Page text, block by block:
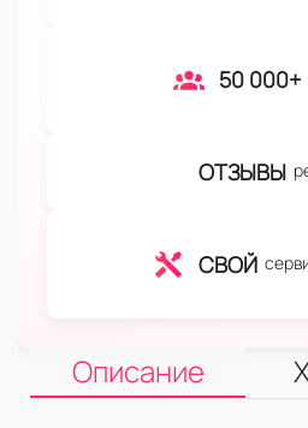
50 000+
ОТЗЫВЫ
СВОЙ
Описание